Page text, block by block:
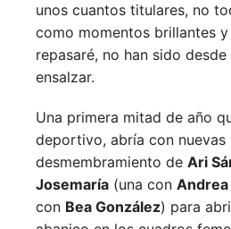
unos cuantos titulares, no
como momentos brillantes
repasaré, no han sido
ensalzar.
Una primera mitad de año
deportivo, abría con nuevas
desmembramiento de Ari
Josemaría (una con
con Bea González) para